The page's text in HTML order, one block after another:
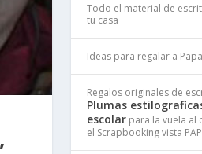
Todo el material de
tu casa
Ideas para regalar a Papa
Regalos originales de
Plumas
escolar para la vuela al
el Scrapbooking vista